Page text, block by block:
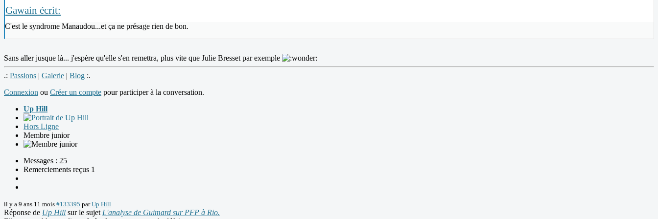
Gawain écrit:
C'est le syndrome Manaudou...et ça ne présage rien de bon.
Sans aller jusque là... j'espère qu'elle s'en remettra, plus vite que Julie Bresset par exemple
.: Passions | Galerie | Blog :.
Connexion ou Créer un compte pour participer à la conversation.
Up Hill
Hors Ligne
Membre junior
Messages : 25
Remerciements reçus 1
il y a 9 ans 11 mois #133395 parUp Hill
Réponse de Up Hill sur le sujet L'analyse de Guimard sur PFP à Rio.